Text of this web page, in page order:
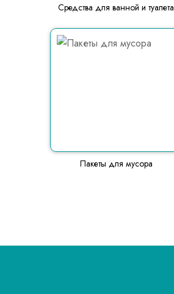
Средства для ванной и туалета
Пакеты для мусора